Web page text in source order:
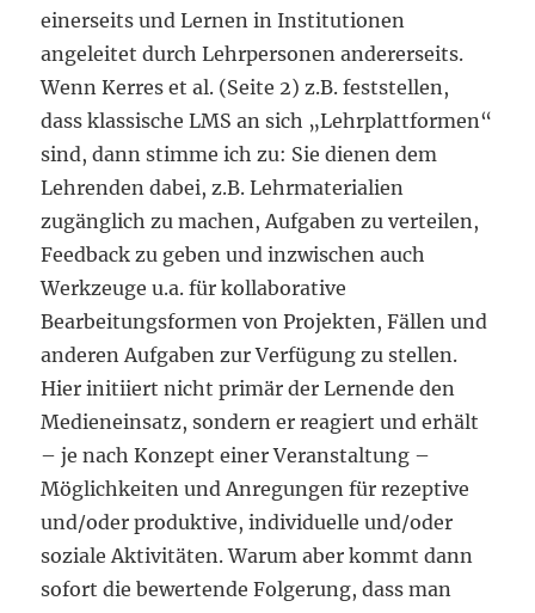
einerseits und Lernen in Institutionen
angeleitet durch Lehrpersonen andererseits.
Wenn Kerres et al. (Seite 2) z.B. feststellen,
dass klassische LMS an sich „Lehrplattformen“
sind, dann stimme ich zu: Sie dienen dem
Lehrenden dabei, z.B. Lehrmaterialien
zugänglich zu machen, Aufgaben zu verteilen,
Feedback zu geben und inzwischen auch
Werkzeuge u.a. für kollaborative
Bearbeitungsformen von Projekten, Fällen und
anderen Aufgaben zur Verfügung zu stellen.
Hier initiiert nicht primär der Lernende den
Medieneinsatz, sondern er reagiert und erhält
– je nach Konzept einer Veranstaltung –
Möglichkeiten und Anregungen für rezeptive
und/oder produktive, individuelle und/oder
soziale Aktivitäten. Warum aber kommt dann
sofort die bewertende Folgerung, dass man